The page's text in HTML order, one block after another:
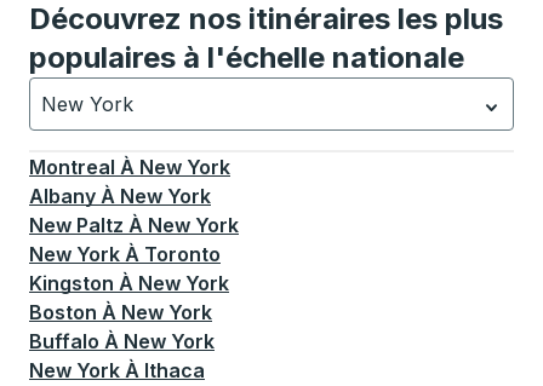
Découvrez nos itinéraires les plus
populaires à l'échelle nationale
New York
Actuellement sélectionné: New York.La sélection est
Montreal À New York
Albany À New York
New Paltz À New York
New York À Toronto
Kingston À New York
Boston À New York
Buffalo À New York
New York À Ithaca